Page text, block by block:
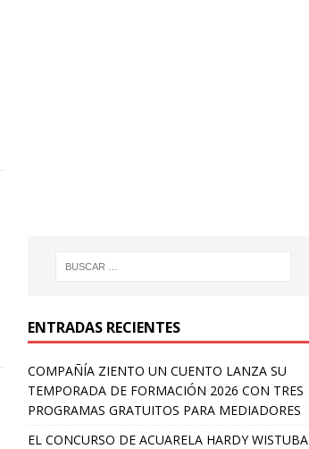
ENTRADAS RECIENTES
COMPAÑÍA ZIENTO UN CUENTO LANZA SU
TEMPORADA DE FORMACIÓN 2026 CON TRES
PROGRAMAS GRATUITOS PARA MEDIADORES
EL CONCURSO DE ACUARELA HARDY WISTUBA